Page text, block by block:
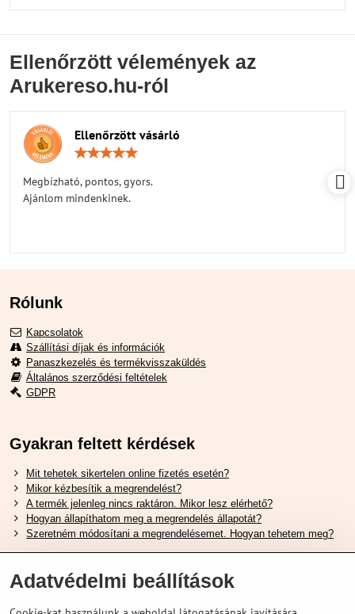
Ellenőrzött vélemények az
Arukereso.hu-ról
Ellenőrzött vásárló
Megbízható, pontos, gyors.
Ajánlom mindenkinek.
Rólunk
Kapcsolatok
Szállítási díjak és információk
Panaszkezelés és termékvisszaküldés
Általános szerződési feltételek
GDPR
Gyakran feltett kérdések
Mit tehetek sikertelen online fizetés esetén?
Mikor kézbesítik a megrendelést?
A termék jelenleg nincs raktáron. Mikor lesz elérhető?
Hogyan állapíthatom meg a megrendelés állapotát?
Szeretném módosítani a megrendelésemet. Hogyan tehetem meg?
Hasznos Linkek
Adatvédelmi beállítások